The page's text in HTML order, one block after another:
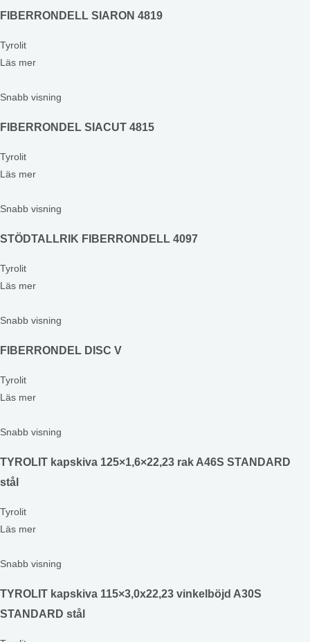
FIBERRONDELL SIARON 4819
Tyrolit
Läs mer
Snabb visning
FIBERRONDEL SIACUT 4815
Tyrolit
Läs mer
Snabb visning
STÖDTALLRIK FIBERRONDELL 4097
Tyrolit
Läs mer
Snabb visning
FIBERRONDEL DISC V
Tyrolit
Läs mer
Snabb visning
TYROLIT kapskiva 125×1,6×22,23 rak A46S STANDARD
stål
Tyrolit
Läs mer
Snabb visning
TYROLIT kapskiva 115×3,0x22,23 vinkelböjd A30S
STANDARD stål